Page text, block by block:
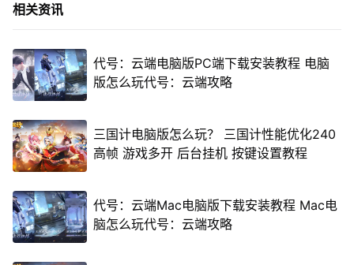
相关资讯
代号：云端电脑版PC端下载安装教程 电脑
版怎么玩代号：云端攻略
三国计电脑版怎么玩？ 三国计性能优化240
高帧 游戏多开 后台挂机 按键设置教程
代号：云端Mac电脑版下载安装教程 Mac电
脑怎么玩代号：云端攻略